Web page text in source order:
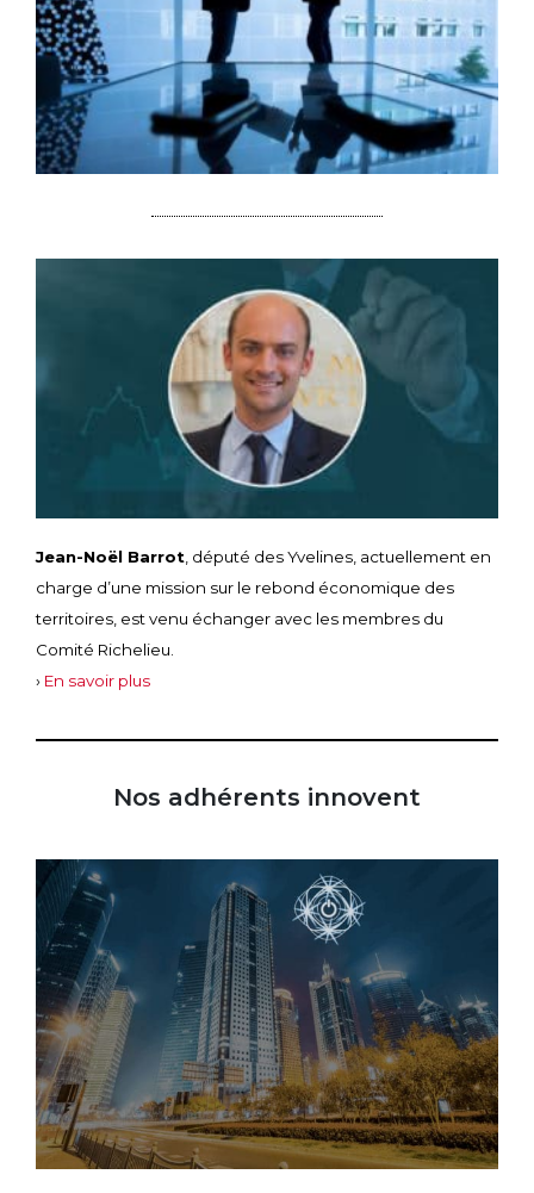
Jean-Noël Barrot, député des Yvelines, actuellement en
charge d’une mission sur le rebond économique des
territoires, est venu échanger avec les membres du
Comité Richelieu.
› En savoir plus
Nos adhérents innovent